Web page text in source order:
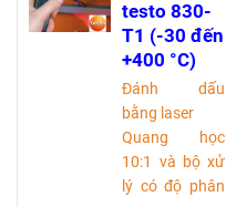
đo chính xác từ
-50 đến +150 °C
testo 830-
T1 (-30 đến
+400 °C)
Đánh dấu
bằng laser
Quang học
10:1 và bộ xử
lý có độ phân